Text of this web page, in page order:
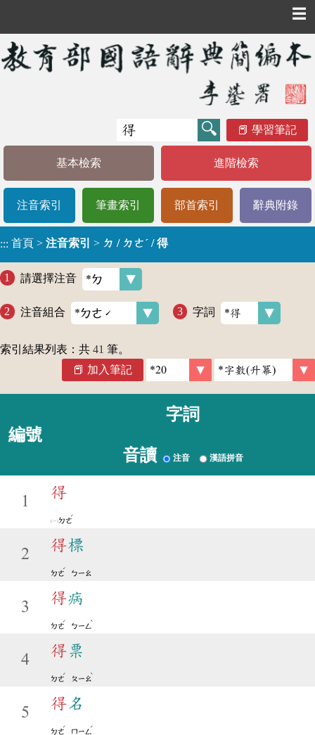
☰
學習筆記
基本檢索 進階檢索
注音索引 筆畫索引 部首索引 辭典附錄
::: 首頁 > 注音索引 > ㄉ / ㄉㄜˊ / 得
請選擇注音
注音組合 字詞
索引結果列表：共 41 筆。
加入筆記
編號
字詞
音讀 注音 漢語拼音
1
得
ㄉㄜ
ˊ
2
得標
ㄉㄜ
ˊ
ㄅㄧㄠ
3
得病
ㄉㄜ
ˊ
ㄅㄧㄥ
ˋ
4
得票
ㄉㄜ
ˊ
ㄆㄧㄠ
ˋ
5
得名
ㄉㄜ
ˊ
ㄇㄧㄥ
ˊ